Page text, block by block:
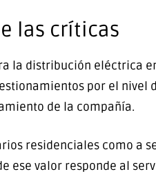
las críticas
la distribución eléctrica
por el nivel
de la compañía.
residenciales como a
ese valor responde al